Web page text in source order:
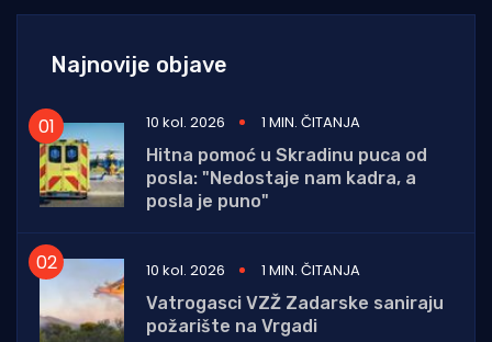
Najnovije objave
10 kol. 2026
1 MIN. ČITANJA
Hitna pomoć u Skradinu puca od
posla: "Nedostaje nam kadra, a
posla je puno"
10 kol. 2026
1 MIN. ČITANJA
Vatrogasci VZŽ Zadarske saniraju
požarište na Vrgadi